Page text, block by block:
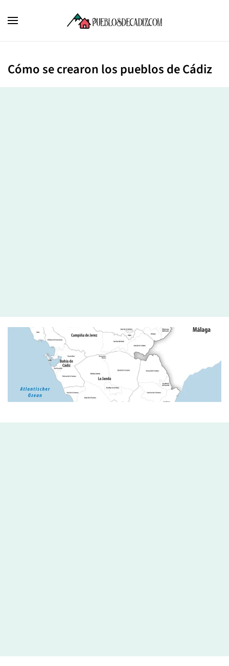
Cómo se crearon los pueblos de Cádiz